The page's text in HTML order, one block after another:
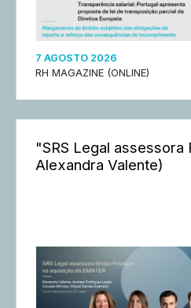
7 AGOSTO 2026
RH MAGAZINE (ONLINE)
"SRS Legal
Alexandra Valente)